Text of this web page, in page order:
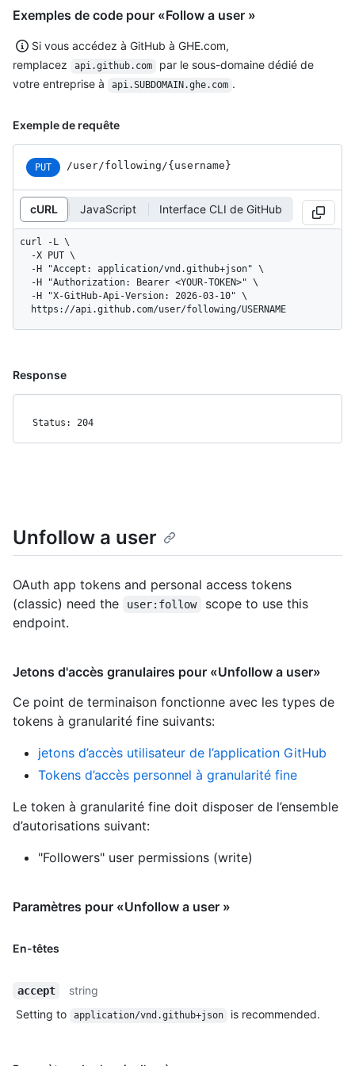
Exemples de code pour «Follow a user »
Si vous accédez à GitHub à GHE.com,
remplacez
api.github.com
par le sous-domaine dédié de
votre entreprise à
api.SUBDOMAIN.ghe.com .
Exemple de requête
PUT /user/following /{username}
cURL JavaScript Interface CLI de GitHub
curl -L \
  https://api.github.com/user/following/USERNAME
Response
Status: 204
Unfollow a user
OAuth app tokens and personal access tokens
(classic) need the
user:follow
scope to use this
endpoint.
Jetons d'accès granulaires pour «Unfollow a user»
Ce point de terminaison fonctionne avec les types de
tokens à granularité fine suivants:
jetons d’accès utilisateur de l’application GitHub
Tokens d’accès personnel à granularité fine
Le token à granularité fine doit disposer de l’ensemble
d’autorisations suivant:
"Followers" user permissions (write)
Paramètres pour «Unfollow a user »
En-têtes
accept
string
Setting to
application/vnd.github+json is recommended.